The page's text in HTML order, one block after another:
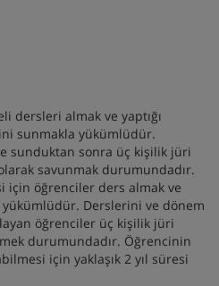
dersleri almak ve yaptığı
sunmakla yükümlüdür.
sunduktan sonra üç kişilik jüri
savunmak durumundadır.
için öğrenciler ders almak ve
Derslerini ve dönem
öğrenciler üç kişilik jüri
durumundadır. Öğrencinin
için yaklaşık 2 yıl süresi